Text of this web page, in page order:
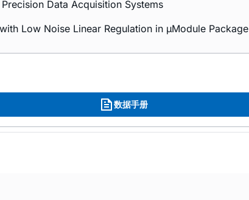
Data Acquisition Systems
Low Noise Linear Regulation in µModule Package
数据手册